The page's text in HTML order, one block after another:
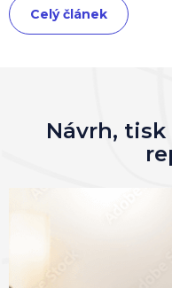
Celý článek
Návrh, tisk